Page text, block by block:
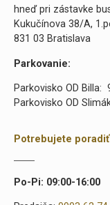
hneď pri zástavke
Kukučínova 38/A,
831 03 Bratislava
Parkovanie:
Parkovisko OD Billa:
Parkovisko OD
Potrebujete
Po-Pi: 09:00-16:00